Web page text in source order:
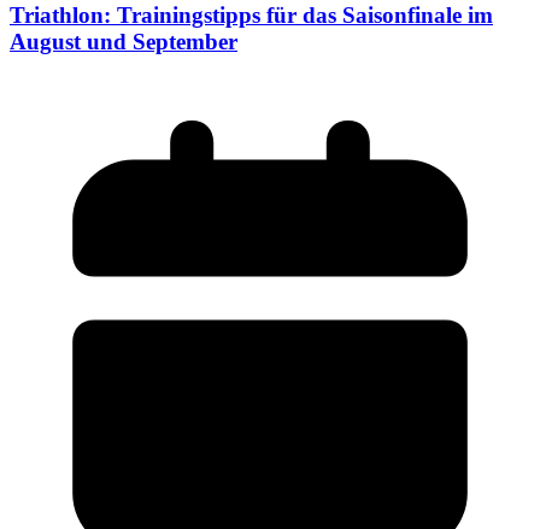
Triathlon: Trainingstipps für das Saisonfinale im
August und September